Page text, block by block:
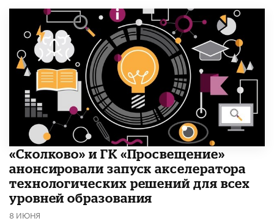
«Сколково» и ГК «Просвещение»
анонсировали запуск акселератора
технологических решений для всех
уровней образования
8 ИЮНЯ